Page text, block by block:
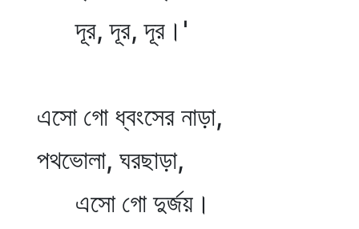
দূর, দূর, দূর।'
এসো গো ধ্বংসের নাড়া,
পথভোলা, ঘরছাড়া,
এসো গো দুর্জয়।